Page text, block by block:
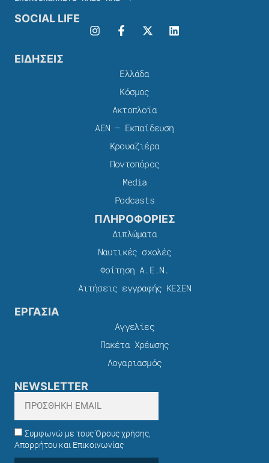
SOCIAL LIFE
ΕΙΔΗΣΕΙΣ
Ελλάδα
Κόσμος
Ακτοπλοϊα
ΑΕΝ – Εκπαίδευση
Κρουαζιέρα
Ποντοπόρος
Media
Podcasts
ΠΛΗΡΟΦΟΡΙΕΣ
Διπλώματα
Ναυτικές σχολές
Φοίτηση Α.Ε.Ν.
Αιτήσεις εγγραφής ΚΕΣΕΝ
ΕΡΓΑΣΙΑ
Αγγελίες
Πακέτα Χρέωσης​
Λογαριασμός
NEWSLETTER
Συμφωνώ με τους Όρους χρήσης,
Απορρήτου και Επικοινωνίας